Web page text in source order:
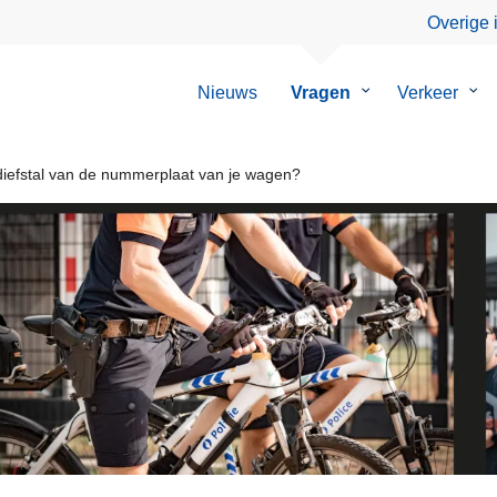
Overige
Nieuws Vragen
Submenu
Verkeer
van de nummerplaat van je wagen?